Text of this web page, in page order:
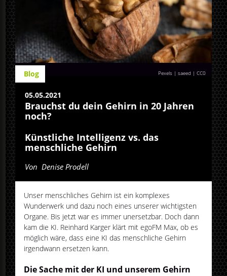
Pexels | saeed |CC0
Blog
05.05.2021
Brauchst du dein Gehirn in 20 Jahren
noch?
Künstliche Intelligenz vs. das
menschliche Gehirn
Von Denise Prodell
Unser menschliches Gehirn ist ein komplexes
Wunderwerk und dazu noch eines unserer wichtigsten
Organe. Bis jetzt war es immer unersetzbar. Doch dann
kam die KI. Reinhard Karger klärt mit egoFM Max, ob es
möglich wäre, dass eine KI das menschliche Gehirn
irgendwann ersetzen kann.
Die Sache mit der KI und unserem Gehirn